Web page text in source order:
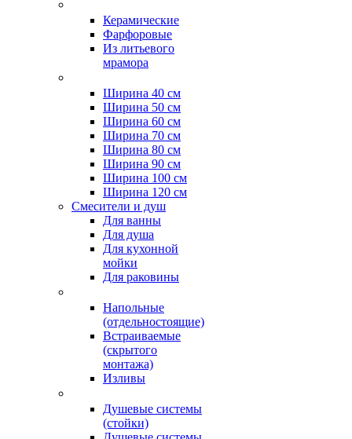
Керамические
Фарфоровые
Из литьевого
мрамора
Ширина 40 см
Ширина 50 см
Ширина 60 см
Ширина 70 см
Ширина 80 см
Ширина 90 см
Ширина 100 см
Ширина 120 см
Смесители и душ
Для ванны
Для душа
Для кухонной
мойки
Для раковины
Напольные
(отдельностоящие)
Встраиваемые
(скрытого
монтажа)
Изливы
Душевые системы
(стойки)